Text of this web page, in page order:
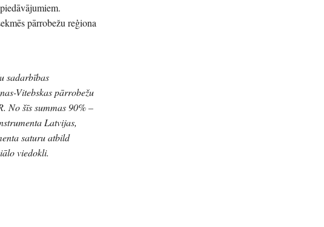
pārrobežu reģiona
sadarbības
Vitebskas pārrobežu
No šīs summas 90% –
Latvijas,
saturu atbild
viedokli.